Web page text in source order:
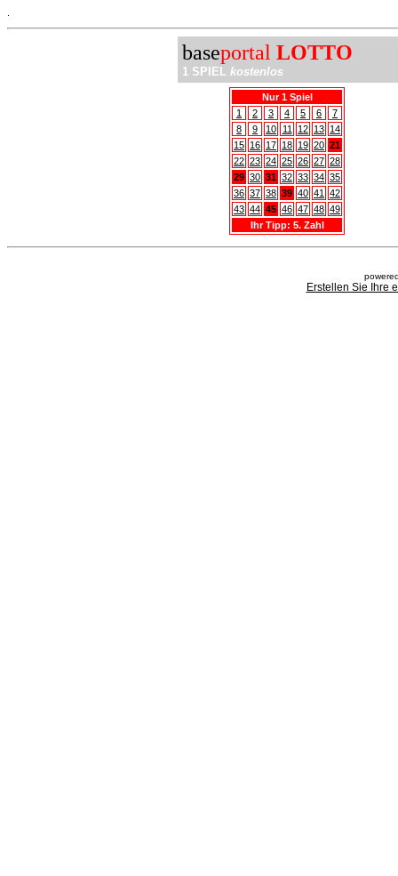
baseportal LOTTO
1 SPIEL kostenlos
Nur 1 Spiel
1
2 3 4 5 6
7
8
9 10 11 12 13 14
15 16 17 18 19 20 21
22 23 24 25 26 27 28
29 30 31 32 33 34 35
36 37 38 39 40 41
42
43 44 45 46 47 48 49
Ihr Tipp: 5. Zahl
Erstellen Sie Ihre